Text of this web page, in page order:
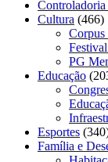
Cultura (466)
Corpus
PG
Educação
Esportes
Família e